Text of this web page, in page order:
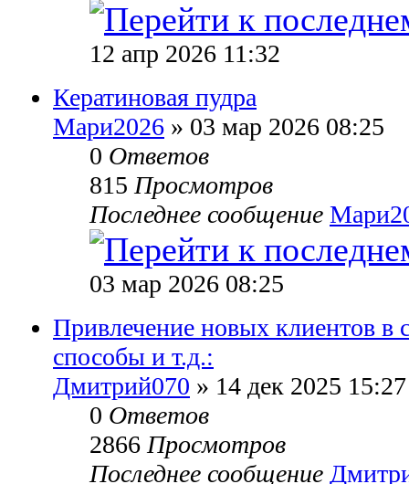
12 апр 2026 11:32
Кератиновая пудра
Мари2026 » 03 мар 2026 08:25
0 Ответов
815Просмотров
Последнее сообщение
03 мар 2026 08:25
Привлечение новых клиентов в
способы и т.д.:
Дмитрий070 » 14 дек 2025 15:27
0 Ответов
2866Просмотров
Последнее сообщение